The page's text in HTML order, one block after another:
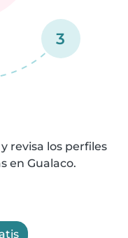
3
revisa los perfiles
en Gualaco.